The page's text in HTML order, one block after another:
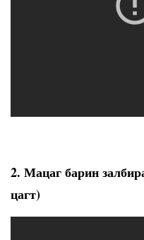
2. Мацаг барин
цагт)